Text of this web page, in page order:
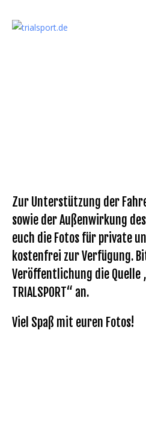
Zur Unterstützung der
sowie der Außenwirkung
euch die Fotos für private
kostenfrei zur Verfügung.
Veröffentlichung die Quelle
TRIALSPORT“ an.
Viel Spaß mit euren Fotos!